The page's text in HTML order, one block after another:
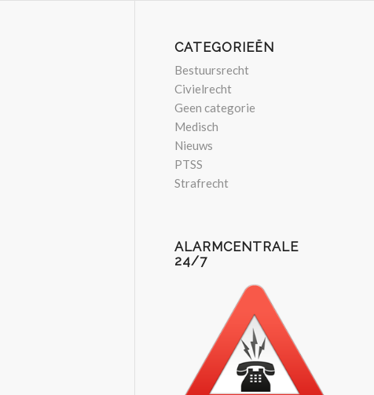
CATEGORIEËN
Bestuursrecht
Civielrecht
Geen categorie
Medisch
Nieuws
PTSS
Strafrecht
ALARMCENTRALE
24/7